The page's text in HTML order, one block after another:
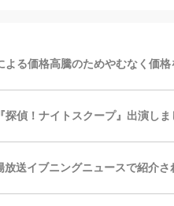
よる価格高騰のためやむなく価
偵！ナイトスクープ』出演しま
放送イブニングニュースで紹介さ